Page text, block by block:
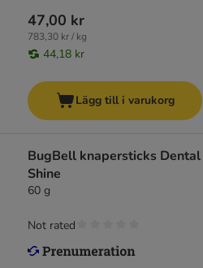
47,00 kr
783,30 kr / kg
44,18 kr
Lägg till i varukorg
BugBell knapersticks Dental
Shine
60 g
Not rated